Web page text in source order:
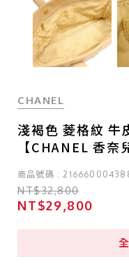
CHANEL
淺褐色 菱格紋
【CHANEL 香奈
商品號碼 :
NT$32,800
NT$29,800